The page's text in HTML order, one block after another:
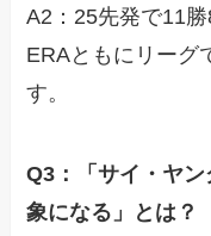
A2：25先発で11
ERAともにリーグ
す。
Q3：「サイ・ヤ
象になる」とは？